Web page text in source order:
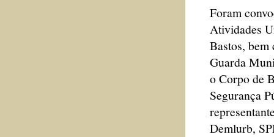
Foram
Atividades
Bastos,
Guarda
o Corpo de
Segurança
Demlurb,